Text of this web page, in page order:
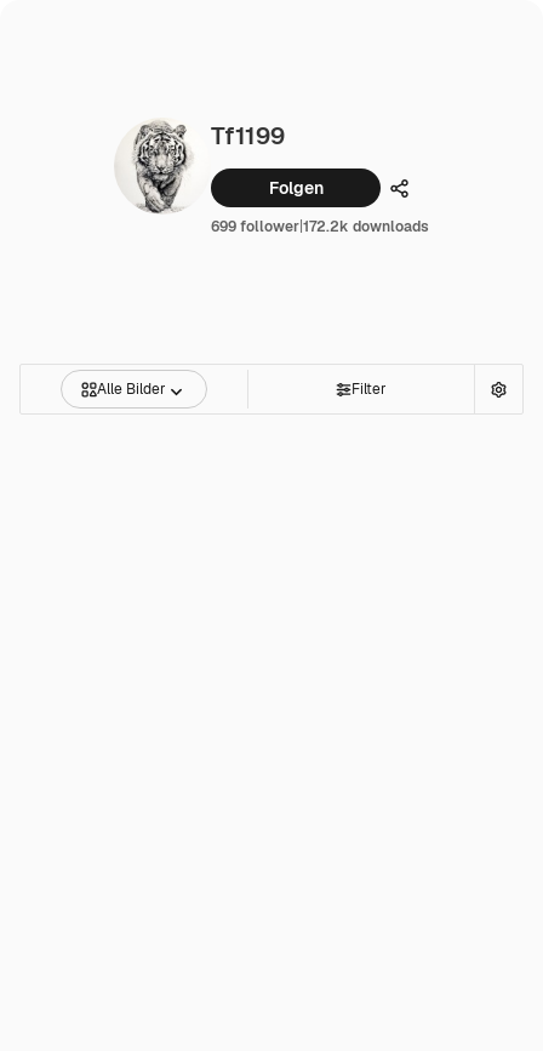
Tf1199
Folgen Teilen
699 follower|172.2k downloads
Alle Bilder Filter